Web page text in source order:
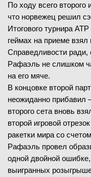
По ходу всего второго
что норвежец решил
Итогового турнира
геймах на приеме
Справедливости ради,
Рафаэль не слишком
на его мяче.
В концовке второй
неожиданно
второго сета вновь
второй игровой
ракетки мира со
Рафаэль провел
одной двойной
выигранных